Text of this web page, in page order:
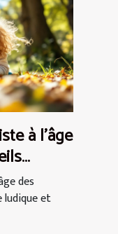
à l'âge
des
et